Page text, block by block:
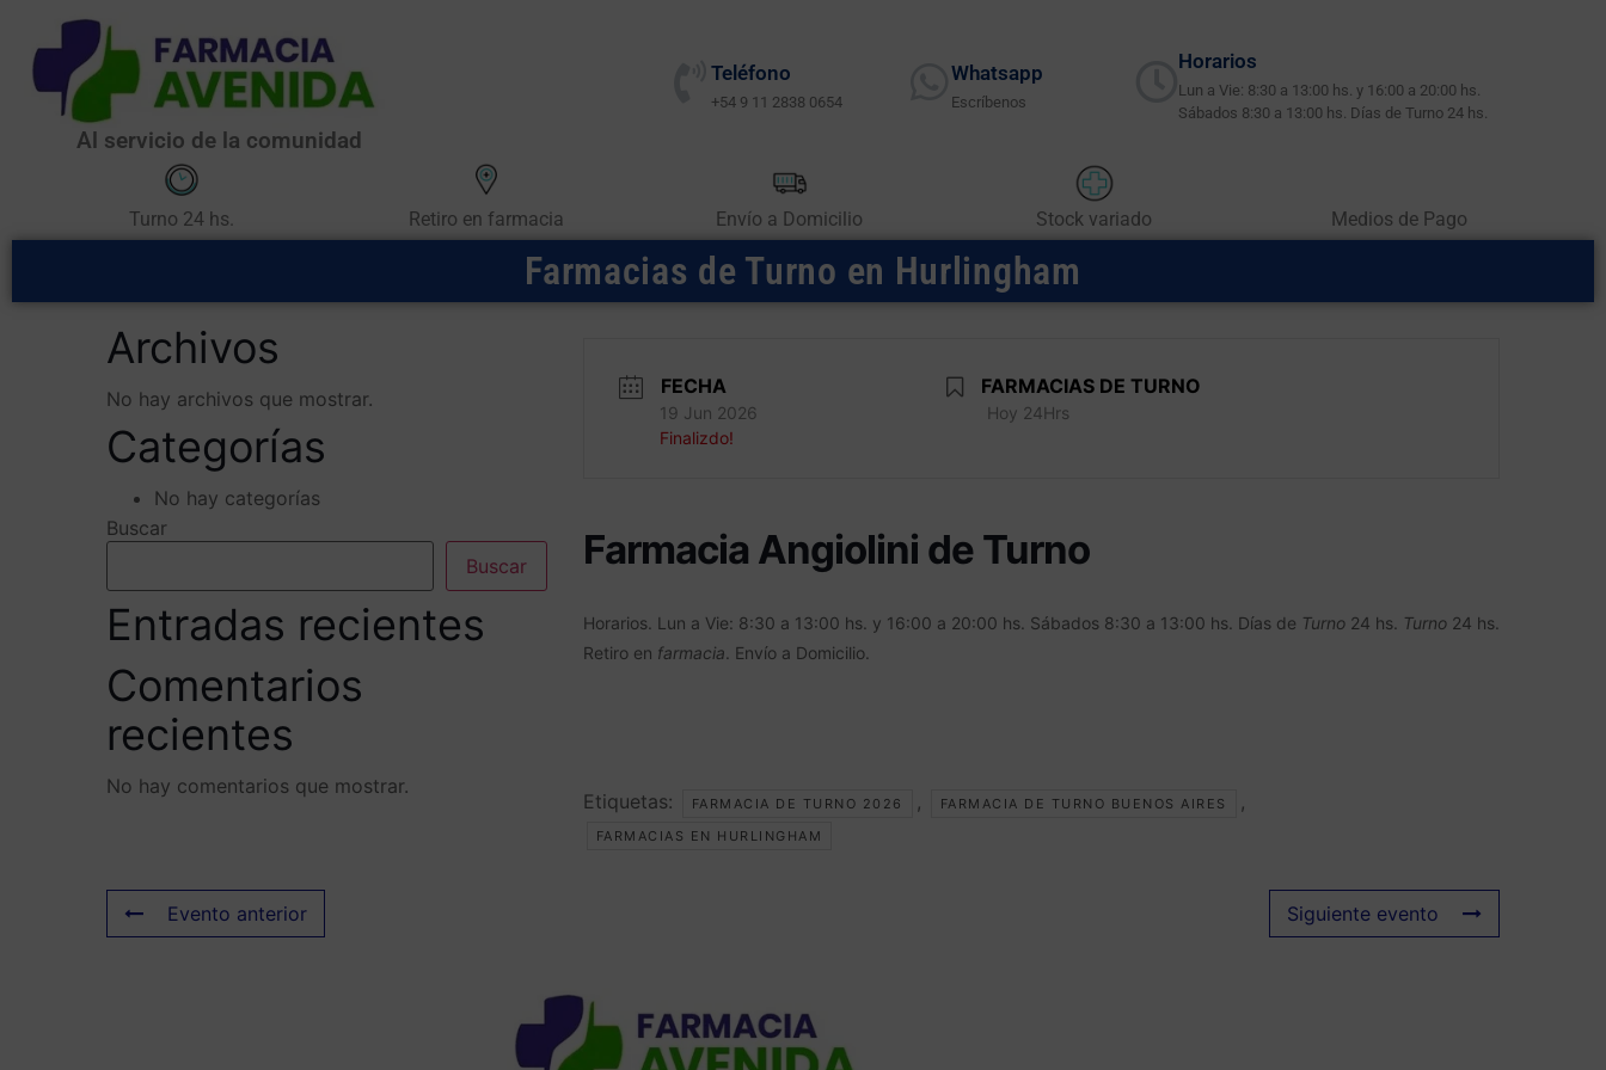
Al servicio de la comunidad
Teléfono
+54 9 11 2838 0654
Whatsapp
Escríbenos
Horarios
Lun a Vie: 8:30 a 13:00 hs. y 16:00 a 20:00 hs.
Sábados 8:30 a 13:00 hs. Días de Turno 24 hs.
Turno 24 hs. Retiro en farmacia Envío a Domicilio Stock variado Medios de Pago
Farmacias de Turno en Hurlingham
Archivos
No hay archivos que mostrar.
Categorías
No hay categorías
Buscar
Buscar
Entradas recientes
Comentarios
recientes
No hay comentarios que mostrar.
FECHA
19 Jun 2026
Finalizdo!
FARMACIAS DE TURNO
Hoy 24Hrs
Farmacia Angiolini de Turno
Horarios. Lun a Vie: 8:30 a 13:00 hs. y 16:00 a 20:00 hs. Sábados 8:30 a 13:00 hs. Días de Turno24 hs. Turno24 hs.
Retiro en farmacia . Envío a Domicilio.
Etiquetas: FARMACIA DE TURNO 2026 , FARMACIA DE TURNO BUENOS AIRES ,
FARMACIAS EN HURLINGHAM
Evento anterior Siguiente evento